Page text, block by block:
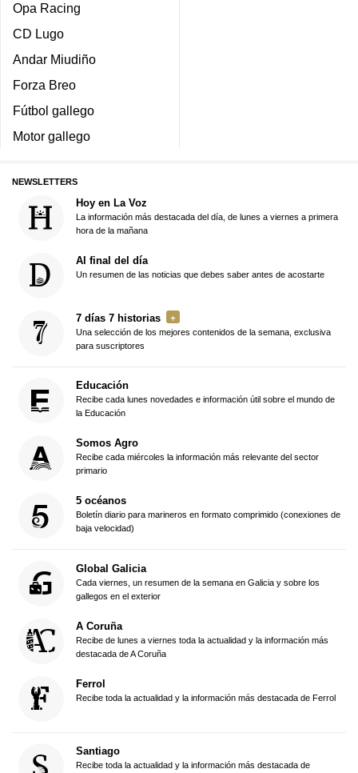
Opa Racing
CD Lugo
Andar Miudiño
Forza Breo
Fútbol gallego
Motor gallego
NEWSLETTERS
Hoy en La Voz
La información más destacada del día, de lunes a viernes a primera
hora de la mañana
Al final del día
Un resumen de las noticias que debes saber antes de acostarte
7 días 7 historias
Una selección de los mejores contenidos de la semana, exclusiva
para suscriptores
Educación
Recibe cada lunes novedades e información útil sobre el mundo de
la Educación
Somos Agro
Recibe cada miércoles la información más relevante del sector
primario
5 océanos
Boletín diario para marineros en formato comprimido (conexiones de
baja velocidad)
Global Galicia
Cada viernes, un resumen de la semana en Galicia y sobre los
gallegos en el exterior
A Coruña
Recibe de lunes a viernes toda la actualidad y la información más
destacada de A Coruña
Ferrol
Recibe toda la actualidad y la información más destacada de Ferrol
Santiago
Recibe toda la actualidad y la información más destacada de